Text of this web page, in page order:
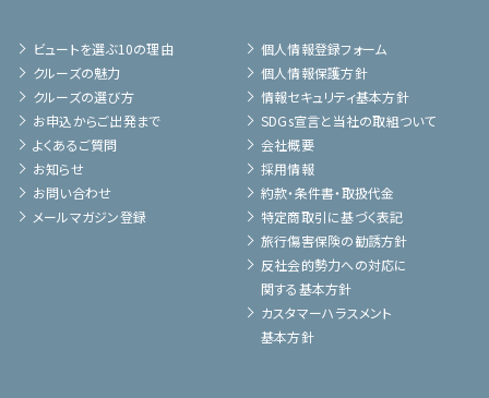
ビュートを選ぶ10の理由
クルーズの魅力
クルーズの選び方
お申込からご出発まで
よくあるご質問
お知らせ
お問い合わせ
メールマガジン登録
個人情報登録フォーム
個人情報保護方針
情報セキュリティ基本方針
SDGs宣言と当社の取組ついて
会社概要
採用情報
約款・条件書・取扱代金
特定商取引に基づく表記
旅行傷害保険の勧誘方針
反社会的勢力への対応に
関する基本方針
カスタマーハラスメント
基本方針